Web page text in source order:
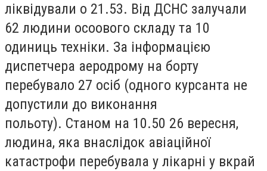
ліквідували о 21.53. Від ДСНС залучали
62 людини осоового складу та 10
одиниць техніки. За інформацією
диспетчера аеродрому на борту
перебувало 27 осіб (одного курсанта не
допустили до виконання
польоту). Станом на 10.50 26 вересня,
людина, яка внаслідок авіаційної
катастрофи перебувала у лікарні у вкрай